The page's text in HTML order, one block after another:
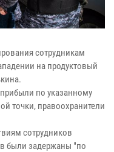
сотрудникам
на продуктовый
по указанному
точки, правоохранители
сотрудников
были задержаны "по